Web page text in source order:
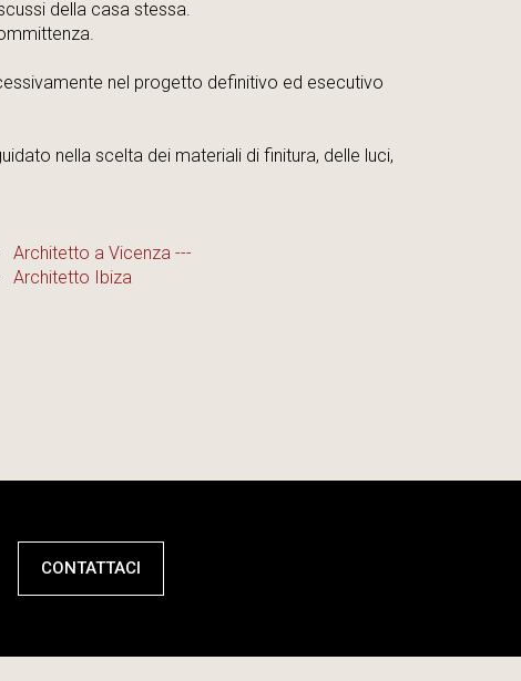
della casa stessa.
nel progetto definitivo ed esecutivo
nella scelta dei materiali di finitura, delle luci,
Architetto a Vicenza ---
Architetto Ibiza
CONTATTACI